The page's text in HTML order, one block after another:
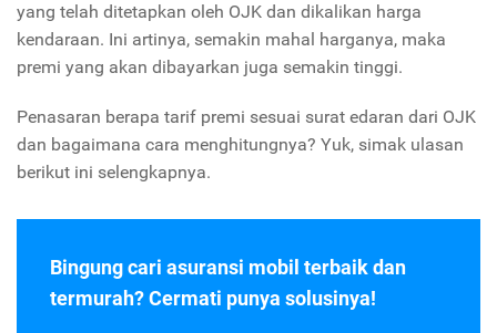
yang telah ditetapkan oleh OJK dan dikalikan harga
kendaraan. Ini artinya, semakin mahal harganya, maka
premi yang akan dibayarkan juga semakin tinggi.
Penasaran berapa tarif premi sesuai surat edaran dari OJK
dan bagaimana cara menghitungnya? Yuk, simak ulasan
berikut ini selengkapnya.
Bingung cari asuransi mobil terbaik dan
termurah? Cermati punya solusinya!